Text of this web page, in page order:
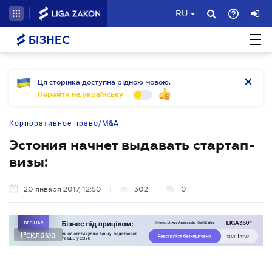
RU
БІЗНЕС
Ця сторінка доступна рідною мовою.
Перейти на українську
Корпоративное право/M&A
Эстония начнет выдавать стартап-
визы:
20 января 2017, 12:50 302 0
Реклама